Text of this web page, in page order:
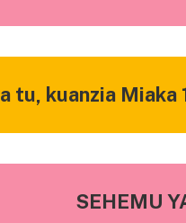
tu, kuanzia
SEHEMU